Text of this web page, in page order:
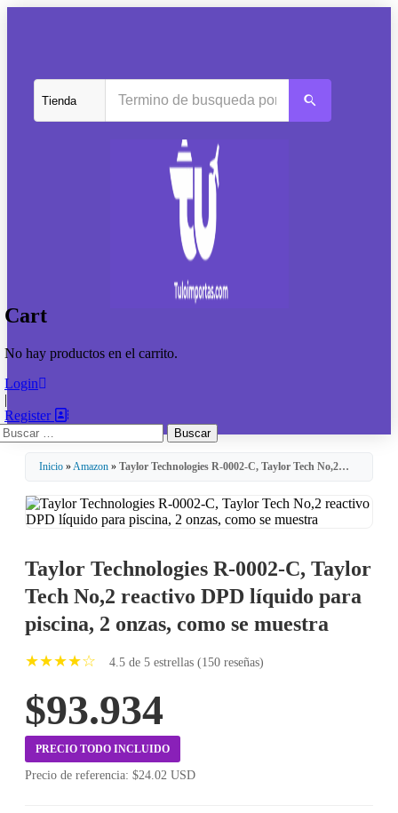
Cart
No hay productos en el carrito.
Login
|
Register
Inicio »Amazon » Taylor Technologies R-0002-C, Taylor Tech No,2…
Taylor Technologies R-0002-C, Taylor
Tech No,2 reactivo DPD líquido para
piscina, 2 onzas, como se muestra
★★★★☆ 4.5 de 5 estrellas (150 reseñas)
$93.934
PRECIO TODO INCLUIDO
Precio de referencia: $24.02 USD